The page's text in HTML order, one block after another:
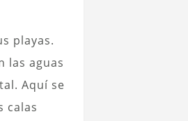
playas.
las aguas
Aquí se
calas